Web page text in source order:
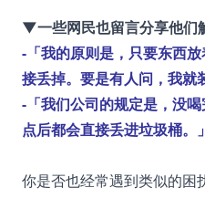
▼一些网民也留言分享他们
-「我的原则是，只要东西
接丢掉。要是有人问，我就
-「我们公司的规定是，没
点后都会直接丢进垃圾桶。」
你是否也经常遇到类似的困